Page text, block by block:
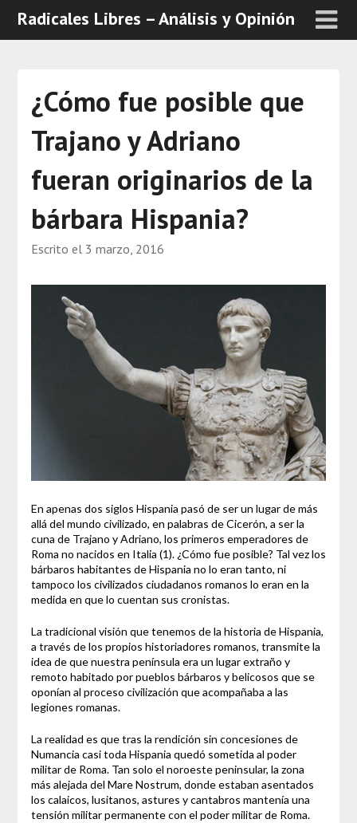
Radicales Libres – Análisis y Opinión
¿Cómo fue posible que
Trajano y Adriano
fueran originarios de la
bárbara Hispania?
Escrito el 3 marzo, 2016
En apenas dos siglos Hispania pasó de ser un lugar de más
allá del mundo civilizado, en palabras de Cicerón, a ser la
cuna de Trajano y Adriano, los primeros emperadores de
Roma no nacidos en Italia (1). ¿Cómo fue posible? Tal vez los
bárbaros habitantes de Hispania no lo eran tanto, ni
tampoco los civilizados ciudadanos romanos lo eran en la
medida en que lo cuentan sus cronistas.
La tradicional visión que tenemos de la historia de Hispania,
a través de los propios historiadores romanos, transmite la
idea de que nuestra península era un lugar extraño y
remoto habitado por pueblos bárbaros y belicosos que se
oponían al proceso civilización que acompañaba a las
legiones romanas.
La realidad es que tras la rendición sin concesiones de
Numancia casi toda Hispania quedó sometida al poder
militar de Roma. Tan solo el noroeste peninsular, la zona
más alejada del Mare Nostrum, donde estaban asentados
los calaicos, lusitanos, astures y cantabros mantenía una
tensión militar permanente con el poder militar de Roma.